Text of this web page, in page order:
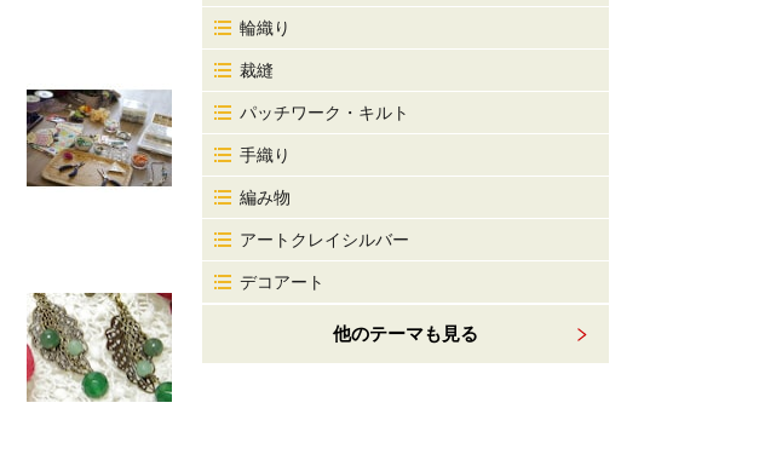
輪織り
裁縫
パッチワーク・キルト
手織り
編み物
アートクレイシルバー
デコアート
他のテーマも見る